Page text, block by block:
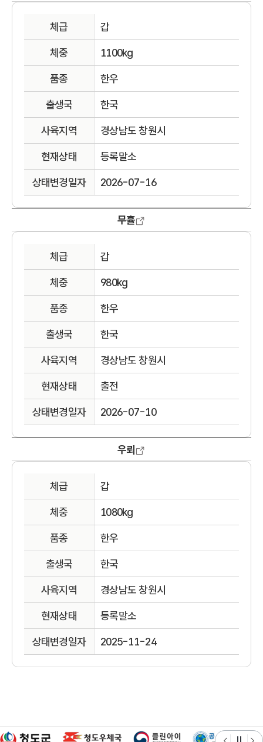
체급 갑
체중 1100kg
품종 한우
출생국 한국
사육지역 경상남도 창원시
현재상태 등록말소
상태변경일자 2026-07-16
무휼
체급 갑
체중 980kg
품종 한우
출생국 한국
사육지역 경상남도 창원시
현재상태 출전
상태변경일자 2026-07-10
우뢰
체급 갑
체중 1080kg
품종 한우
출생국 한국
사육지역 경상남도 창원시
현재상태 등록말소
상태변경일자 2025-11-24